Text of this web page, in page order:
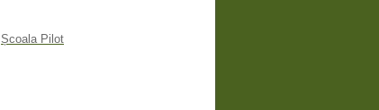
Școala Pilot